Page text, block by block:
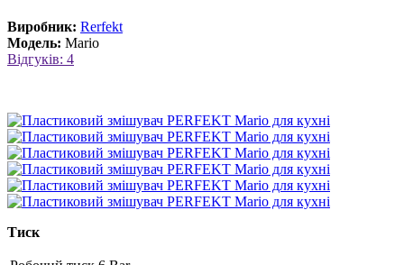
Виробник: Rerfekt
Модель: Mario
Відгуків: 4
Тиск